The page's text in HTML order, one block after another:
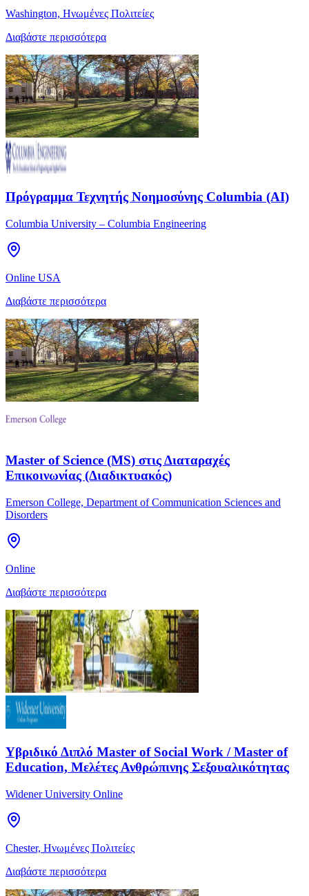
Washington, Ηνωμένες Πολιτείες
Διαβάστε περισσότερα
Πρόγραμμα Τεχνητής Νοημοσύνης Columbia (AI)
Columbia University – Columbia Engineering
Online USA
Διαβάστε περισσότερα
Master of Science (MS) στις Διαταραχές
Επικοινωνίας (Διαδικτυακός)
Emerson College, Department of Communication Sciences and
Disorders
Online
Διαβάστε περισσότερα
Υβριδικό Διπλό Master of Social Work / Master of
Education, Μελέτες Ανθρώπινης Σεξουαλικότητας
Widener University Online
Chester, Ηνωμένες Πολιτείες
Διαβάστε περισσότερα